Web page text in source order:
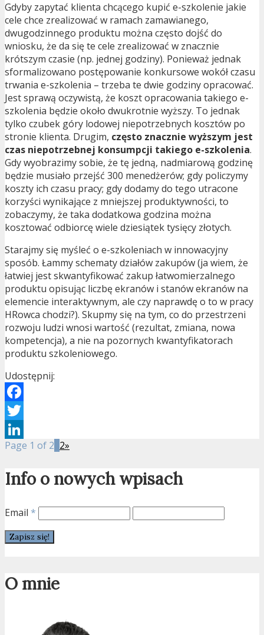
Gdyby zapytać klienta chcącego kupić e-szkolenie jakie
cele chce zrealizować w ramach zamawianego,
dwugodzinnego produktu można często dojść do
wniosku, że da się te cele zrealizować w znacznie
krótszym czasie (np. jednej godziny). Ponieważ jednak
sformalizowano postępowanie konkursowe wokół czasu
trwania e-szkolenia – trzeba te dwie godziny opracować.
Jest sprawą oczywistą, że koszt opracowania takiego e-
szkolenia będzie około dwukrotnie wyższy. To jednak
tylko czubek góry lodowej niepotrzebnych kosztów po
stronie klienta. Drugim, często znacznie wyższym jest
czas niepotrzebnej konsumpcji takiego e-szkolenia.
Gdy wyobrazimy sobie, że tę jedną, nadmiarową godzinę
będzie musiało przejść 300 menedżerów; gdy policzymy
koszty ich czasu pracy; gdy dodamy do tego utracone
korzyści wynikające z mniejszej produktywności, to
zobaczymy, że taka dodatkowa godzina można
kosztować odbiorcę wiele dziesiątek tysięcy złotych.
Starajmy się myśleć o e-szkoleniach w innowacyjny
sposób. Łammy schematy działów zakupów (ja wiem, że
łatwiej jest skwantyfikować zakup łatwomierzalnego
produktu opisując liczbę ekranów i stanów ekranów na
elemencie interaktywnym, ale czy naprawdę o to w pracy
HRowca chodzi?). Skupmy się na tym, co do przestrzeni
rozwoju ludzi wnosi wartość (rezultat, zmiana, nowa
kompetencja), a nie na pozornych kwantyfikatorach
produktu szkoleniowego.
Udostępnij:
Facebook
Twitter
LinkedIn
Page 1 of 2 2»
Info o nowych wpisach
Email *
O mnie